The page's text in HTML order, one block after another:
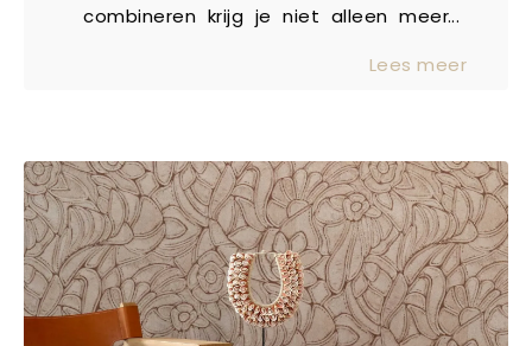
combineren krijg je niet alleen meer
ook extra sfeer, warmte en comfort in
voor elke ruimte een passende
combinatie te maken. In deze blog
laten we je zien hoe verschillende
duo’s elkaar versterken.
Lees meer